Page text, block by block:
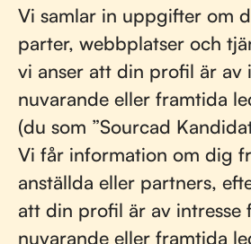
Vi samlar in uppgifter om
parter, webbplatser och
vi anser att din profil är av
nuvarande eller framtida
(du som ”Sourcad
Vi får information om dig
anställda eller partners,
att din profil är av intresse
nuvarande eller framtida